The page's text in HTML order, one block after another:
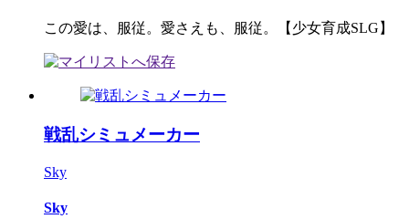
この愛は、服従。愛さえも、服従。【少女育成SLG】
戦乱シミュメーカー
Sky
Sky